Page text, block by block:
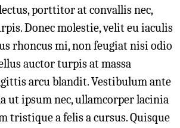
porttitor at convallis nec,
Donec molestie, velit eu iaculis
rhoncus mi, non feugiat nisi odio
auctor turpis at massa
arcu blandit. Vestibulum ante
ut ipsum nec, ullamcorper lacinia
tristique a felis a cursus. Quisque